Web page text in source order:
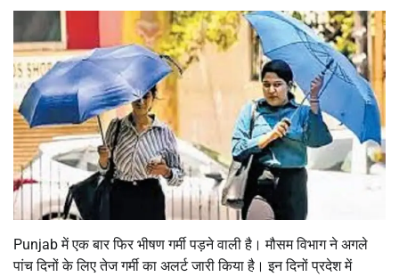
Punjab में एक बार फिर भीषण गर्मी पड़ने वाली है। मौसम विभाग ने अगले
पांच दिनों के लिए तेज गर्मी का अलर्ट जारी किया है। इन दिनों प्रदेश में